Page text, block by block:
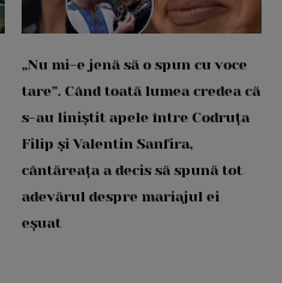
„Nu mi-e jenă să o spun cu voce
tare”. Când toată lumea credea că
s-au liniștit apele între Codruța
Filip și Valentin Sanfira,
cântăreața a decis să spună tot
adevărul despre mariajul ei
eșuat